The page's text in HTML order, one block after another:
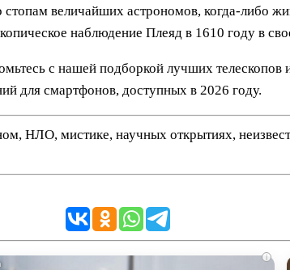
величайших астрономов, когда-либо
наблюдение Плеяд в 1610 году в
с нашей подборкой лучших
для смартфонов, доступных в 2026 году.
НЛО, мистике, научных открытиях,
i